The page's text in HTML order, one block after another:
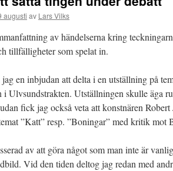
augusti av Lars Vilks
av händelserna kring
tillfälligheter som spelat in.
en inbjudan att delta i en utställning på
Ulvsundstrakten. Utställningen skulle äga
fick jag också veta att konstnären
”Katt” resp. ”Boningar” med kritik mot
av att göra något som man inte är
Vid den tiden deltog jag redan med